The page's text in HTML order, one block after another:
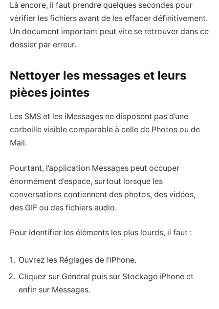
Là encore, il faut prendre quelques secondes pour
vérifier les fichiers avant de les effacer définitivement.
Un document important peut vite se retrouver dans ce
dossier par erreur.
Nettoyer les messages et leurs
pièces jointes
Les SMS et les iMessages ne disposent pas d’une
corbeille visible comparable à celle de Photos ou de
Mail.
Pourtant, l’application Messages peut occuper
énormément d’espace, surtout lorsque les
conversations contiennent des photos, des vidéos,
des GIF ou des fichiers audio.
Pour identifier les éléments les plus lourds, il faut :
Ouvrez les Réglages de l’iPhone.
Cliquez sur Général puis sur Stockage iPhone et
enfin sur Messages.